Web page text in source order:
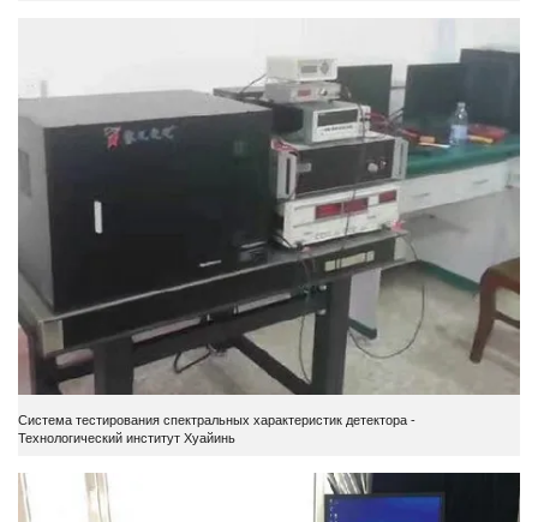
Система тестирования спектральных характеристик детектора -
Технологический институт Хуайинь